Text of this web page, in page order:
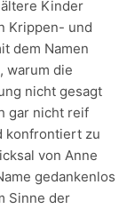
Kinder
Krippen- und
dem Namen
warum die
nicht gesagt
gar nicht reif
konfrontiert zu
von Anne
gedankenlos
Sinne der